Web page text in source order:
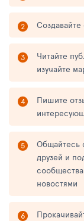
Читайте
изучайте
Пишите
Общайтесь
друзей и
новостями